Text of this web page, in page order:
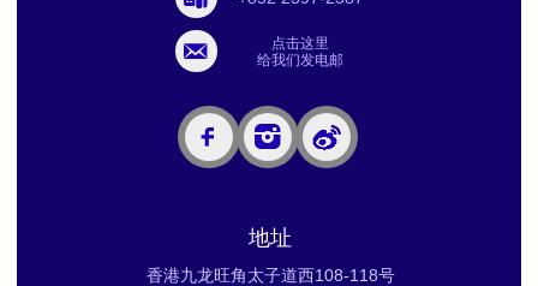
点击这里
给我们发电邮
地址
香港九龙旺角太子道西108-118号